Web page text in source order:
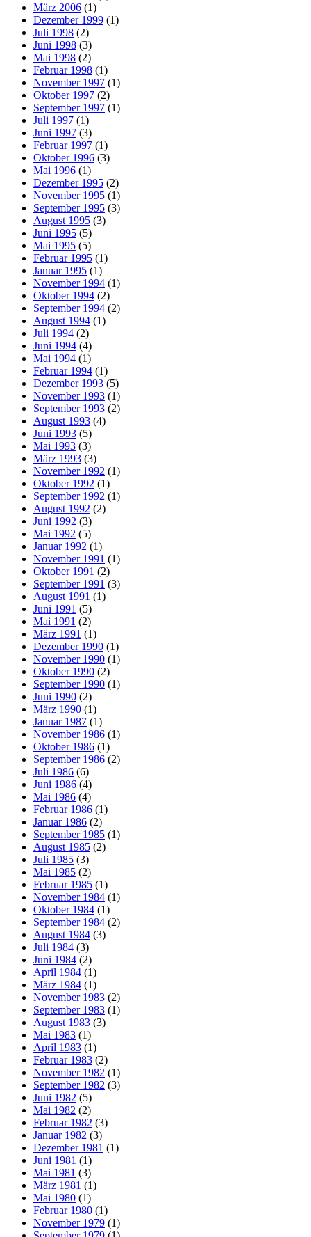
März 2006 (1)
Dezember 1999 (1)
Juli 1998 (2)
Juni 1998 (3)
Mai 1998 (2)
Februar 1998 (1)
November 1997 (1)
Oktober 1997 (2)
September 1997 (1)
Juli 1997 (1)
Juni 1997 (3)
Februar 1997 (1)
Oktober 1996 (3)
Mai 1996 (1)
Dezember 1995 (2)
November 1995 (1)
September 1995 (3)
August 1995 (3)
Juni 1995 (5)
Mai 1995 (5)
Februar 1995 (1)
Januar 1995 (1)
November 1994 (1)
Oktober 1994 (2)
September 1994 (2)
August 1994 (1)
Juli 1994 (2)
Juni 1994 (4)
Mai 1994 (1)
Februar 1994 (1)
Dezember 1993 (5)
November 1993 (1)
September 1993 (2)
August 1993 (4)
Juni 1993 (5)
Mai 1993 (3)
März 1993 (3)
November 1992 (1)
Oktober 1992 (1)
September 1992 (1)
August 1992 (2)
Juni 1992 (3)
Mai 1992 (5)
Januar 1992 (1)
November 1991 (1)
Oktober 1991 (2)
September 1991 (3)
August 1991 (1)
Juni 1991 (5)
Mai 1991 (2)
März 1991 (1)
Dezember 1990 (1)
November 1990 (1)
Oktober 1990 (2)
September 1990 (1)
Juni 1990 (2)
März 1990 (1)
Januar 1987 (1)
November 1986 (1)
Oktober 1986 (1)
September 1986 (2)
Juli 1986 (6)
Juni 1986 (4)
Mai 1986 (4)
Februar 1986 (1)
Januar 1986 (2)
September 1985 (1)
August 1985 (2)
Juli 1985 (3)
Mai 1985 (2)
Februar 1985 (1)
November 1984 (1)
Oktober 1984 (1)
September 1984 (2)
August 1984 (3)
Juli 1984 (3)
Juni 1984 (2)
April 1984 (1)
März 1984 (1)
November 1983 (2)
September 1983 (1)
August 1983 (3)
Mai 1983 (1)
April 1983 (1)
Februar 1983 (2)
November 1982 (1)
September 1982 (3)
Juni 1982 (5)
Mai 1982 (2)
Februar 1982 (3)
Januar 1982 (3)
Dezember 1981 (1)
Juni 1981 (1)
Mai 1981 (3)
März 1981 (1)
Mai 1980 (1)
Februar 1980 (1)
November 1979 (1)